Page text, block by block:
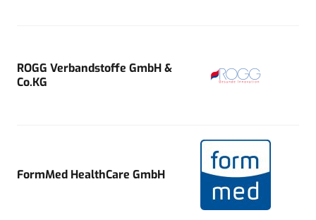
ROGG Verbandstoffe GmbH &
Co.KG
FormMed HealthCare GmbH